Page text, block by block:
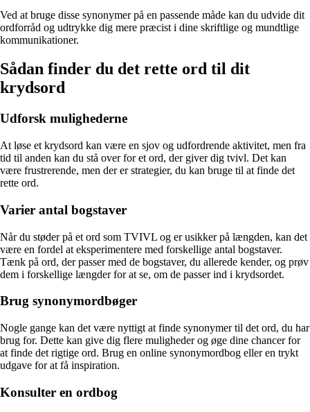
Ved at bruge disse synonymer på en passende måde kan du udvide dit
ordforråd og udtrykke dig mere præcist i dine skriftlige og mundtlige
kommunikationer.
Sådan finder du det rette ord til dit
krydsord
Udforsk mulighederne
At løse et krydsord kan være en sjov og udfordrende aktivitet, men fra
tid til anden kan du stå over for et ord, der giver dig tvivl. Det kan
være frustrerende, men der er strategier, du kan bruge til at finde det
rette ord.
Varier antal bogstaver
Når du støder på et ord som TVIVL og er usikker på længden, kan det
være en fordel at eksperimentere med forskellige antal bogstaver.
Tænk på ord, der passer med de bogstaver, du allerede kender, og prøv
dem i forskellige længder for at se, om de passer ind i krydsordet.
Brug synonymordbøger
Nogle gange kan det være nyttigt at finde synonymer til det ord, du har
brug for. Dette kan give dig flere muligheder og øge dine chancer for
at finde det rigtige ord. Brug en online synonymordbog eller en trykt
udgave for at få inspiration.
Konsulter en ordbog